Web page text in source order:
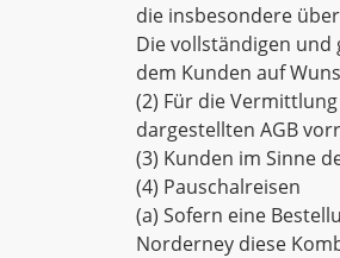
die insbesondere
Die vollständigen
dem Kunden auf
(2) Für die
dargestellten AGB
(3) Kunden im Sinne
(4) Pauschalreisen
(a) Sofern eine
Norderney diese